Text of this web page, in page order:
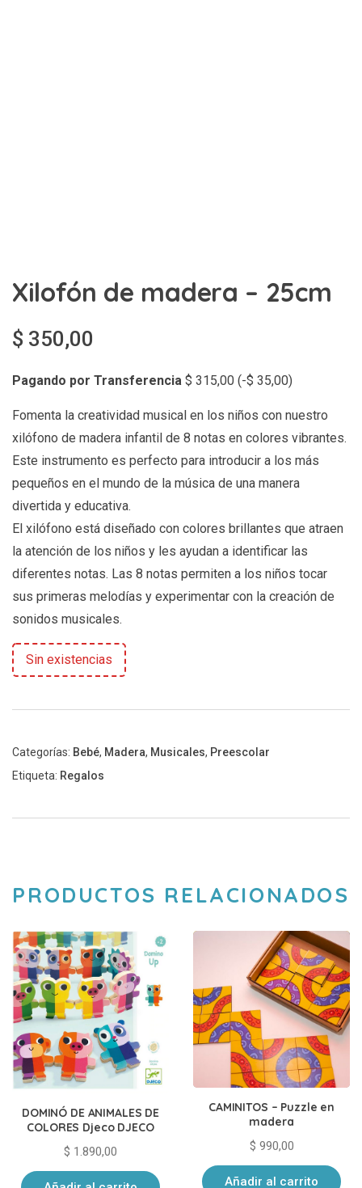
Xilofón de madera – 25cm
$ 350,00
Pagando por Transferencia $ 315,00 (-$ 35,00)
Fomenta la creatividad musical en los niños con nuestro
xilófono de madera infantil de 8 notas en colores vibrantes.
Este instrumento es perfecto para introducir a los más
pequeños en el mundo de la música de una manera
divertida y educativa.
El xilófono está diseñado con colores brillantes que atraen
la atención de los niños y les ayudan a identificar las
diferentes notas. Las 8 notas permiten a los niños tocar
sus primeras melodías y experimentar con la creación de
sonidos musicales.
Sin existencias
Categorías: Bebé, Madera, Musicales, Preescolar
Etiqueta: Regalos
PRODUCTOS RELACIONADOS
DOMINÓ DE ANIMALES DE
COLORES Djeco DJECO
$ 1.890,00
CAMINITOS – Puzzle en
madera
$ 990,00
Añadir al carrito